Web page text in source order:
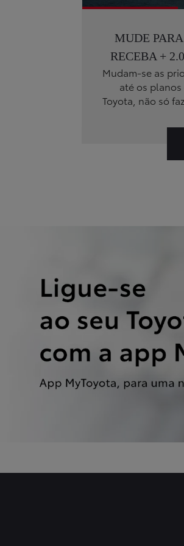
MUDE
RECEBA +
Mudam-se as
até os
Toyota, não só